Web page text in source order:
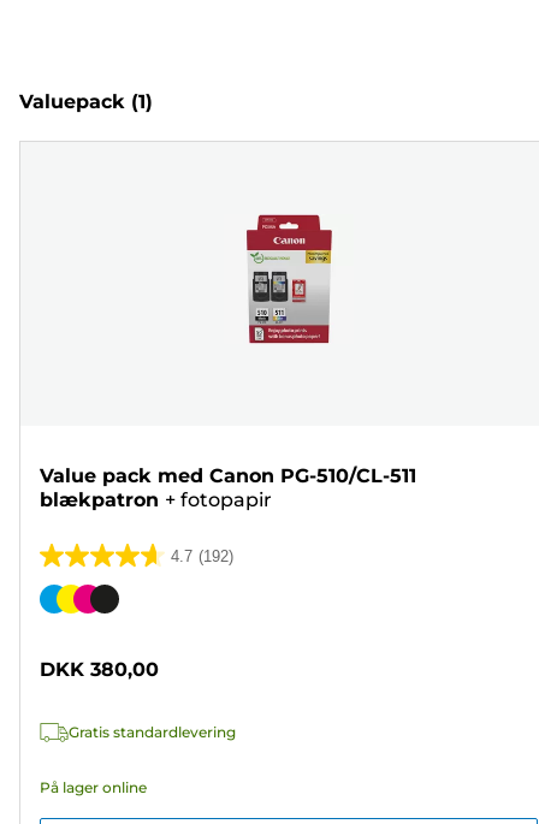
Valuepack (1)
Value pack med Canon PG-510/CL-511
blækpatron + fotopapir
4.7 (192)
4.7
ud
stjerner.
anmeldelser
Farvepatron
DKK 380,00
Gratis standardlevering
På lager online